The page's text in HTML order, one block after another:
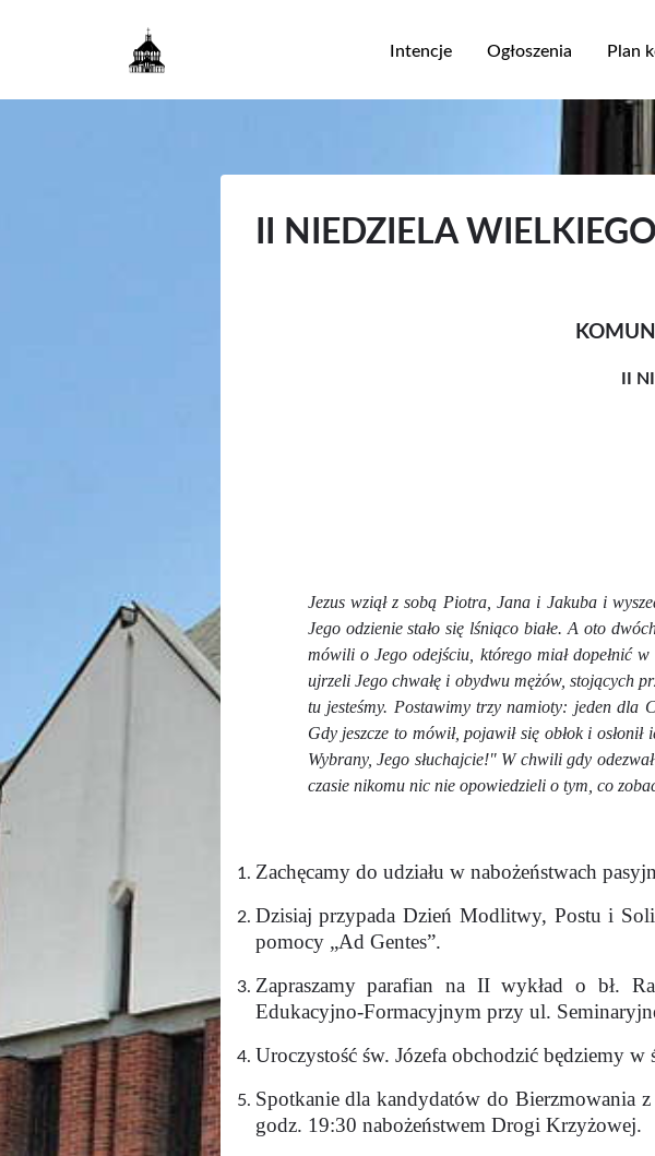
Główna
Intencje Ogłoszenia Plan
II NIEDZIELA
II
Jezus wziął z sobą Piotra, Jana i Jakuba i
Jego odzienie stało się lśniąco białe. A oto
mówili o Jego odejściu, którego miał dopełnić
ujrzeli Jego chwałę i obydwu mężów, stojących
tu jesteśmy. Postawimy trzy namioty: jeden dla
Gdy jeszcze to mówił, pojawił się obłok i
Wybrany, Jego słuchajcie!" W chwili gdy
czasie nikomu nic nie opowiedzieli o tym, co
Zachęcamy do udziału w nabożeństwach
Dzisiaj przypada Dzień Modlitwy, Postu i
pomocy „Ad Gentes”.
Zapraszamy parafian na II wykład o bł.
Edukacyjno-Formacyjnym przy ul.
Uroczystość św. Józefa obchodzić będziemy w
Spotkanie dla kandydatów do Bierzmowania
godz. 19:30 nabożeństwem Drogi Krzyżowej.